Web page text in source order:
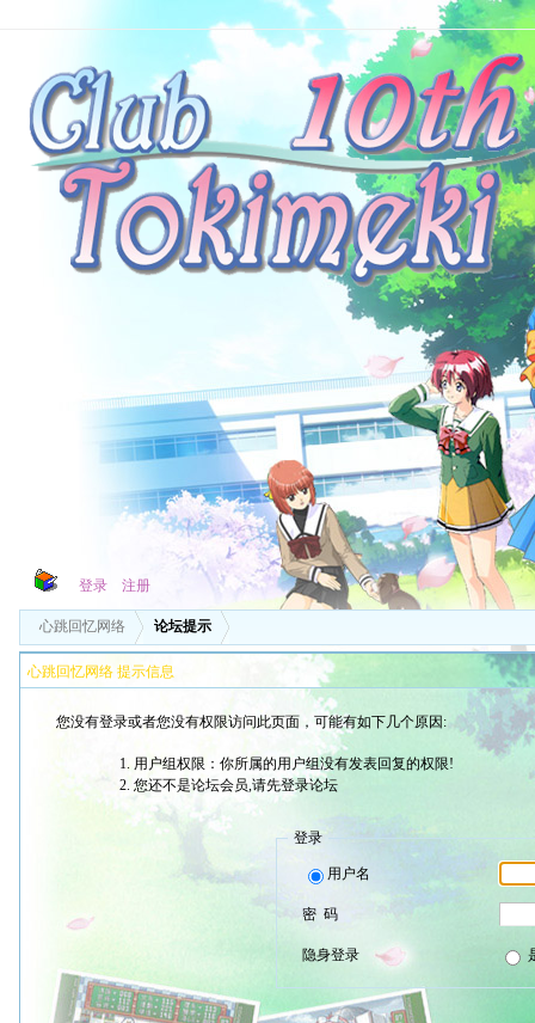
登录 注册
心跳回忆网络 论坛提示
心跳回忆网络 提示信息
您没有登录或者您没有权限访问此页面，可能有如下几个原因:
用户组权限：你所属的用户组没有发表回复的权限!
您还不是论坛会员,请先登录论坛
登录
用户名
密 码
隐身登录